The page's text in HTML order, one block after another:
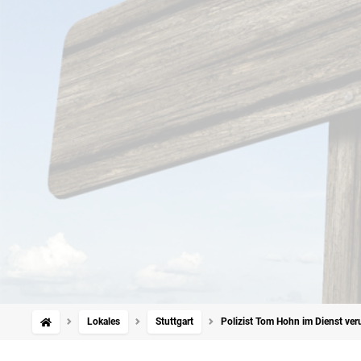
Lokales Stuttgart Polizist Tom Hohn im Dienst